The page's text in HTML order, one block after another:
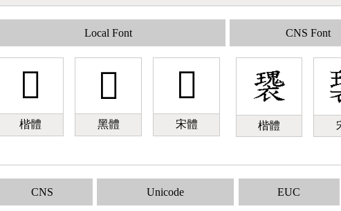
Local Font
󰎹
楷體
󰎹
黑體
󰎹
宋體
CNS Font
楷體
CNS Unicode EUC